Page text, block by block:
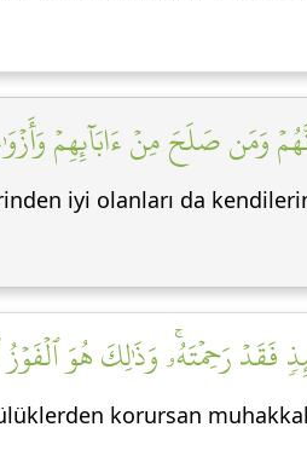
وَمَن صَلَحَ مِنۡ ءَابَآئِهِمۡ
iyi olanları da
رَحِمۡتَهُۥۚ وَذَٰلِكَ هُوَ ٱلۡفَوۡزُ
korursan